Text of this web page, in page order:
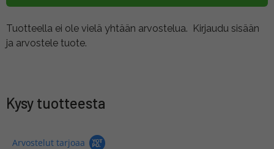
Tuotteella ei ole vielä yhtään arvostelua. Kirjaudu sisään
ja arvostele tuote.
Kysy tuotteesta
Arvostelut tarjoaa